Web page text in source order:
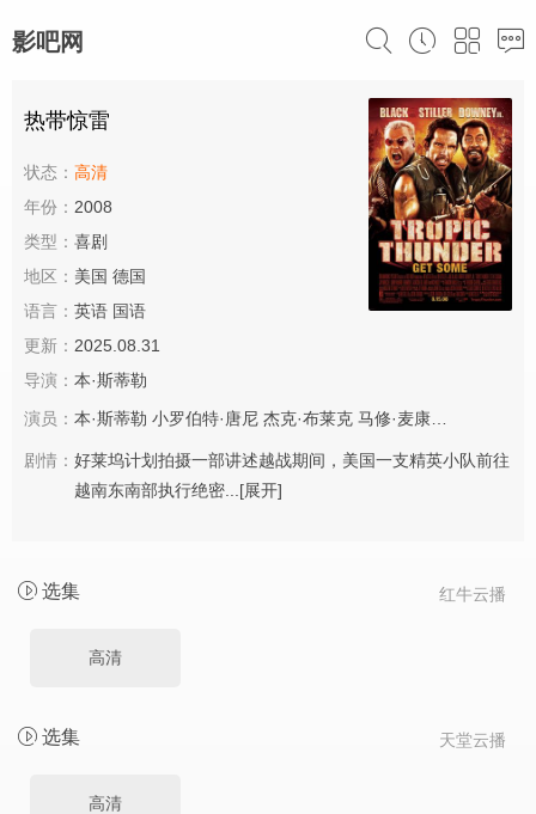
影吧网
热带惊雷
状态： 高清
年份： 2008
类型： 喜剧
地区： 美国 德国
语言： 英语 国语
更新： 2025.08.31
导演： 本·斯蒂勒
演员： 本·斯蒂勒 小罗伯特·唐尼 杰克·布莱克 马修·麦康纳
剧情： 好莱坞计划拍摄一部讲述越战期间，美国一支精英小队前往
越南东南部执行绝密... [展开]
红牛云播
选集
高清
天堂云播
选集
高清